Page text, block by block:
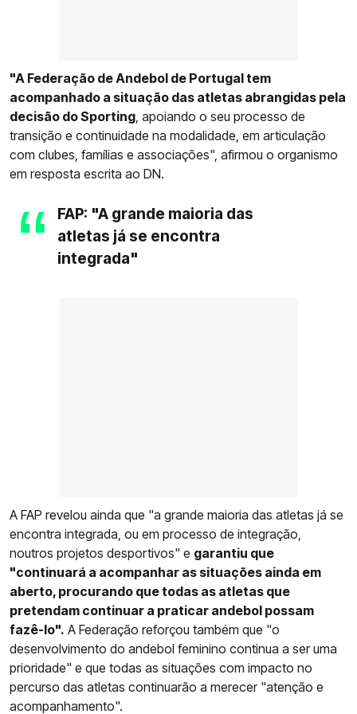
"A Federação de Andebol de Portugal tem
acompanhado a situação das atletas abrangidas pela
decisão do Sporting , apoiando o seu processo de
transição e continuidade na modalidade, em articulação
com clubes, famílias e associações", afirmou o organismo
em resposta escrita ao DN.
FAP: "A grande maioria das
atletas já se encontra
integrada"
A FAP revelou ainda que "a grande maioria das atletas já se
encontra integrada, ou em processo de integração,
noutros projetos desportivos" e garantiu que
"continuará a acompanhar as situações ainda em
aberto, procurando que todas as atletas que
pretendam continuar a praticar andebol possam
fazê-lo". A Federação reforçou também que "o
desenvolvimento do andebol feminino continua a ser uma
prioridade" e que todas as situações com impacto no
percurso das atletas continuarão a merecer "atenção e
acompanhamento".